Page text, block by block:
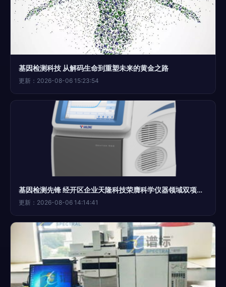
基因检测科技 从解码生命到重塑未来的黄金之路
更新：2026-08-06 15:23:54
基因检测先锋 经开区企业天隆科技荣膺科学仪器领域双项桂冠
更新：2026-08-06 14:14:41